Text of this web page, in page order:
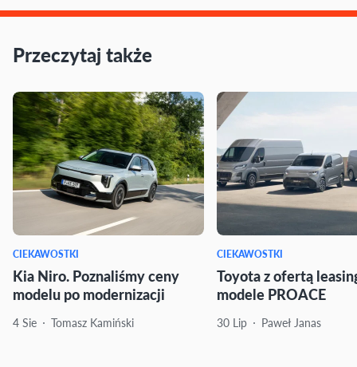
Przeczytaj także
CIEKAWOSTKI
Kia Niro. Poznaliśmy ceny
modelu po modernizacji
4 Sie Tomasz Kamiński
CIEKAWOSTKI
Toyota z ofertą
modele PROACE
30 Lip Paweł Janas